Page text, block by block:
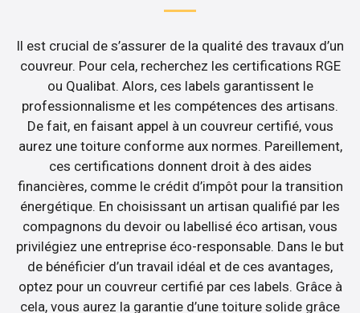
Il est crucial de s’assurer de la qualité des travaux d’un
couvreur. Pour cela, recherchez les certifications RGE
ou Qualibat. Alors, ces labels garantissent le
professionnalisme et les compétences des artisans.
De fait, en faisant appel à un couvreur certifié, vous
aurez une toiture conforme aux normes. Pareillement,
ces certifications donnent droit à des aides
financières, comme le crédit d’impôt pour la transition
énergétique. En choisissant un artisan qualifié par les
compagnons du devoir ou labellisé éco artisan, vous
privilégiez une entreprise éco-responsable. Dans le but
de bénéficier d’un travail idéal et de ces avantages,
optez pour un couvreur certifié par ces labels. Grâce à
cela, vous aurez la garantie d’une toiture solide grâce